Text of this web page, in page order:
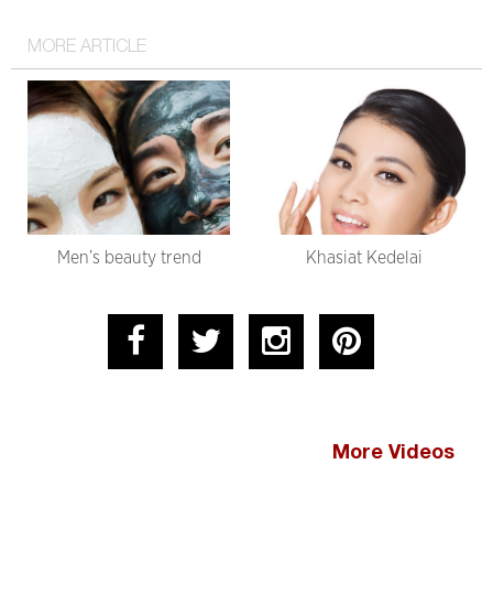
MORE ARTICLE
Men’s beauty trend Khasiat Kedelai
More Videos